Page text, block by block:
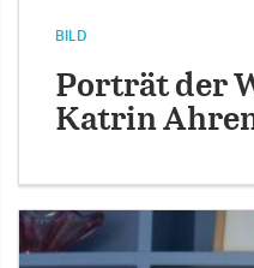
BILD
Porträt der
Katrin